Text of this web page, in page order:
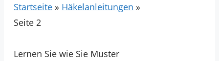
Startseite » Häkelanleitungen »
Seite 2
Lernen Sie wie Sie Muster